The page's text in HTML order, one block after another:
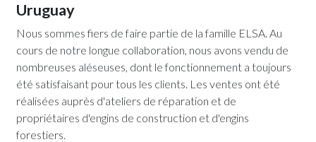
Uruguay
Nous sommes fiers de faire partie de la famille ELSA. Au
cours de notre longue collaboration, nous avons vendu de
nombreuses aléseuses, dont le fonctionnement a toujours
été satisfaisant pour tous les clients. Les ventes ont été
réalisées auprès d'ateliers de réparation et de
propriétaires d'engins de construction et d'engins
forestiers.